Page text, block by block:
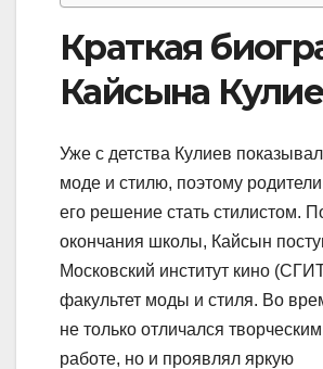
Краткая
Кайсына
Уже с детства Кулиев
моде и стилю, поэтому
его решение стать стилистом.
окончания школы, Кайсын
Московский институт кино
факультет моды и стиля. Во
не только отличался
работе, но и проявлял яркую